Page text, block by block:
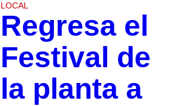
LOCAL
Regresa el
Festival de
la planta a